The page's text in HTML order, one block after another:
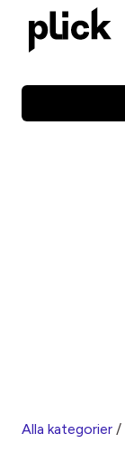
Alla kategorier /